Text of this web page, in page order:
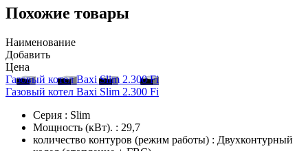
Похожие товары
Наименование
Добавить
Цена
Газовый котел Baxi Slim 2.300 Fi
Газовый котел Baxi Slim 2.300 Fi
Серия : Slim
Мощность (кВт). : 29,7
количество контуров (режим работы) : Двухконтурный